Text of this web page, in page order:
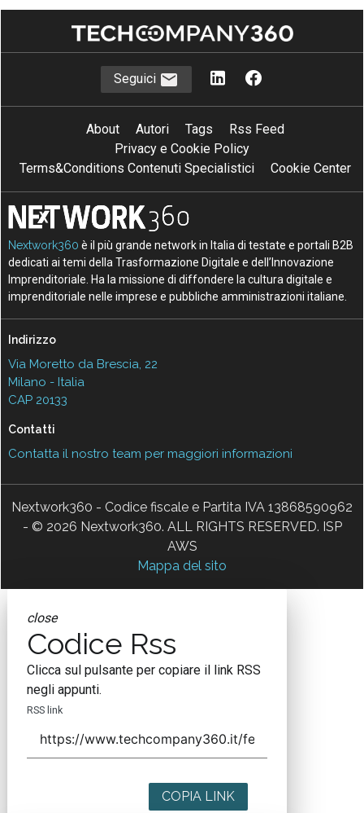
Seguici
About Autori Tags
Rss Feed
Privacy e Cookie Policy
Terms&Conditions Contenuti Specialistici
Cookie Center
Nextwork360 è il più grande network in Italia di testate e portali B2B
dedicati ai temi della Trasformazione Digitale e dell’Innovazione
Imprenditoriale. Ha la missione di diffondere la cultura digitale e
imprenditoriale nelle imprese e pubbliche amministrazioni italiane.
Indirizzo
Via Moretto da Brescia, 22
Milano - Italia
CAP 20133
Contatti
Contatta il nostro team per maggiori informazioni
Nextwork360 - Codice fiscale e Partita IVA 13868590962
- © 2026 Nextwork360. ALL RIGHTS RESERVED. ISP
AWS
Mappa del sito
close
Codice Rss
Clicca sul pulsante per copiare il link RSS
negli appunti.
RSS link
COPIA LINK